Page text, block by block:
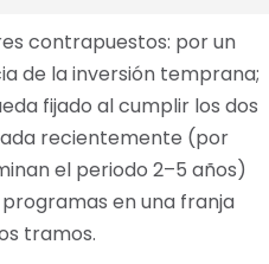
contrapuestos: por un
de la inversión temprana;
fijado al cumplir los dos
recientemente (por
el periodo 2–5 años)
en una franja
tramos.